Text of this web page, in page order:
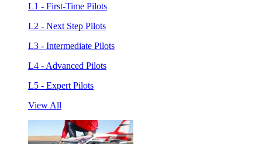
L1 - First-Time Pilots
L2 - Next Step Pilots
L3 - Intermediate Pilots
L4 - Advanced Pilots
L5 - Expert Pilots
View All